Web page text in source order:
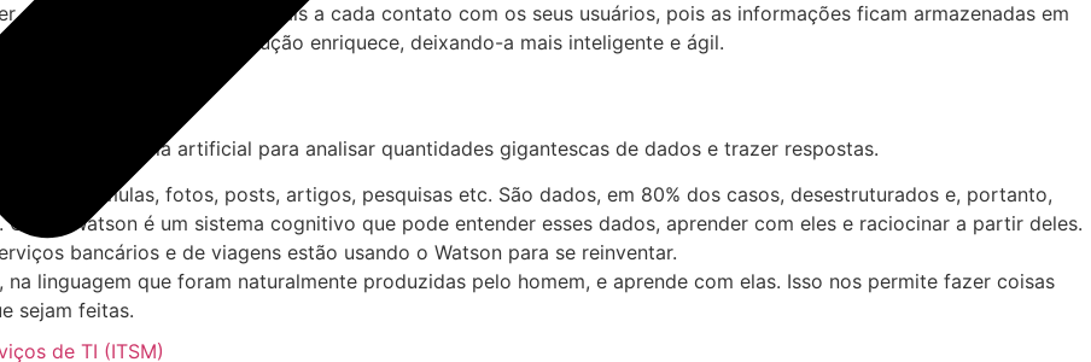
de TI (ITSM)
capaz de aprender mais e mais a cada contato com os seus usuários, pois as informações ficam armazenadas em
interpretação e solução enriquece, deixando-a mais inteligente e ágil.
e da inteligência artificial para analisar quantidades gigantescas de dados e trazer respostas.
fórmulas, fotos, posts, artigos, pesquisas etc. São dados, em 80% dos casos, desestruturados e, portanto,
IBM Watson é um sistema cognitivo que pode entender esses dados, aprender com eles e raciocinar a partir deles.
bancários e de viagens estão usando o Watson para se reinventar.
linguagem que foram naturalmente produzidas pelo homem, e aprende com elas. Isso nos permite fazer coisas
sejam feitas.